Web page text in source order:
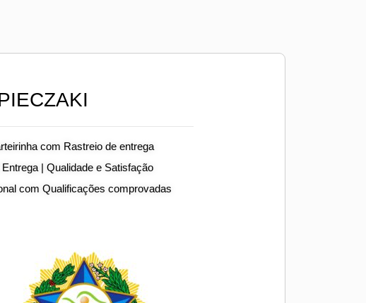
com Rastreio de entrega
| Qualidade e Satisfação
com Qualificações comprovadas